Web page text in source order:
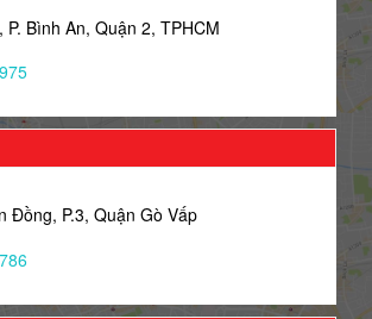
P. Bình An, Quận 2, TPHCM
Đồng, P.3, Quận Gò Vấp